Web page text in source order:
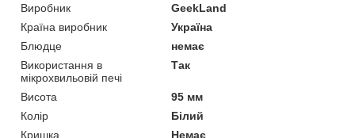
Виробник
GeekLand
Країна виробник
Україна
Блюдце
немає
Використання в
мікрохвильовій печі
Так
Висота
95 мм
Колір
Білий
Кришка
Немає